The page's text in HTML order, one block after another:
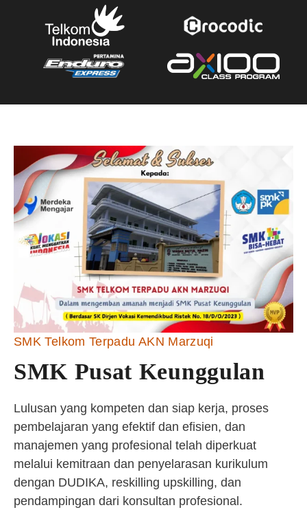
SMK Telkom Terpadu AKN Marzuqi
SMK Pusat Keunggulan
Lulusan yang kompeten dan siap kerja, proses
pembelajaran yang efektif dan efisien, dan
manajemen yang profesional telah diperkuat
melalui kemitraan dan penyelarasan kurikulum
dengan DUDIKA, reskilling upskilling, dan
pendampingan dari konsultan profesional.